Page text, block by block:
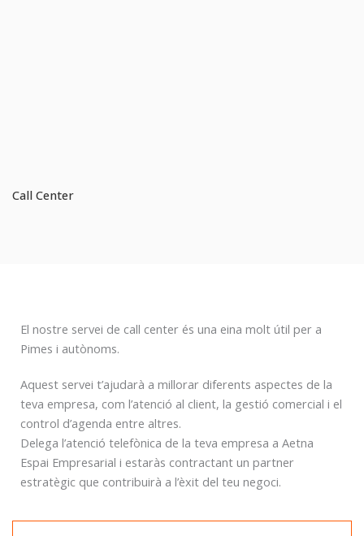
Call Center
El nostre servei de call center és una eina molt útil per a
Pimes i autònoms.
Aquest servei t’ajudarà a millorar diferents aspectes de la
teva empresa, com l’atenció al client, la gestió comercial i el
control d’agenda entre altres.
Delega l’atenció telefònica de la teva empresa a Aetna
Espai Empresarial i estaràs contractant un partner
estratègic que contribuirà a l’èxit del teu negoci.